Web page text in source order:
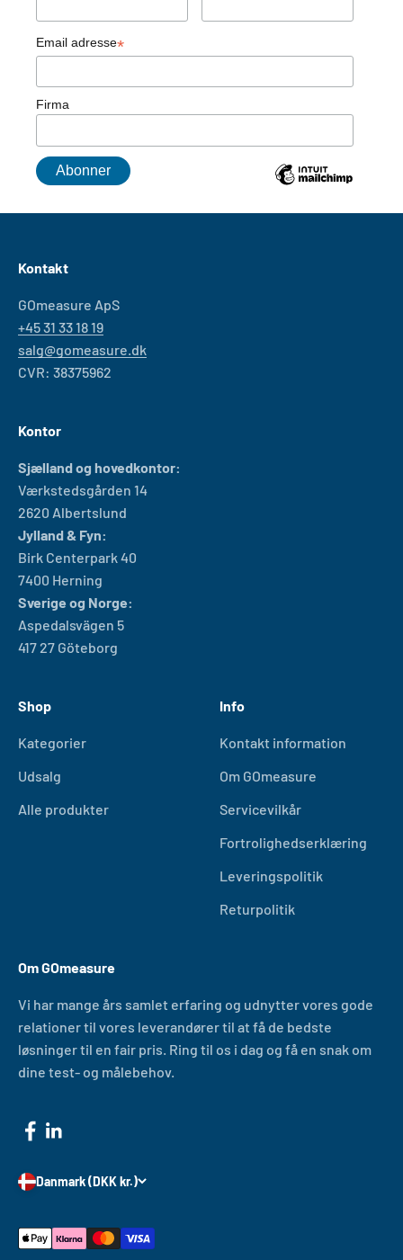
Email adresse*
Firma
Kontakt
GOmeasure ApS
+45 31 33 18 19
salg@gomeasure.dk
CVR: 38375962
Kontor
Sjælland og hovedkontor:
Værkstedsgården 14
2620 Albertslund
Jylland & Fyn:
Birk Centerpark 40
7400 Herning
Sverige og Norge:
Aspedalsvägen 5
417 27 Göteborg
Shop
Kategorier
Udsalg
Alle produkter
Info
Kontakt information
Om GOmeasure
Servicevilkår
Fortrolighedserklæring
Leveringspolitik
Returpolitik
Om GOmeasure
Vi har mange års samlet erfaring og udnytter vores gode
relationer til vores leverandører til at få de bedste
løsninger til en fair pris. Ring til os i dag og få en snak om
dine test- og målebehov.
Danmark (DKK kr.)